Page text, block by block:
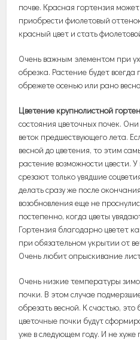
почве. Красная гортензия
приобрести фиолетовый
красный цвет и стать
Очень важным элементом при
обрезка. Растение будет
обрежете осенью или рано
Цветение крупнолистной
состояния цветочных почек.
веток предшествующего лета.
весной до цветения, то этим
растение возможности цвести.
срезают только увядшие
делать сразу же после
возобновления еще не
постепенно, когда цветы
Гортензия благодарно цветет
при обязательном укрытии от
Очень любит опрыскивание
Очень низкие температуры
почки. В этом случае
обрезать весной. К счастью,
цветочные почки будут
уже в следующем году. И не хуже